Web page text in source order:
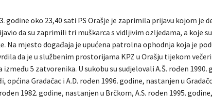
godine oko 23,40 sati PS Orašje je zaprimila prijavu kojom je
da su zaprimili tri muškarca s vidljivim ozljedama, a koje
Na mjesto događaja je upućena patrolna ophodnja koja je
da je u službenim prostorijama KPZ u Orašju tijekom
5 zatvorenika. U sukobu su sudjelovali A.Š. rođen 1990.
općina Gradačac i A.D. rođen 1996. godine, nastanjen u
1982. godine, nastanjen u Brčkom, A.S. rođen 1995. godine,